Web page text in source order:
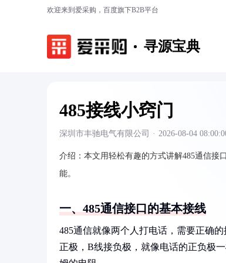
欢迎来到爱采购，百度旗下B2B平台
寻源宝典
485接线小窍门
深圳市丰驰电气有限公司 · 2026-08-04
介绍： 本文用轻松有趣的方式讲解485通信接
能。
一、485通信接口的基本接线
485通信就像两个人打电话，需要正确
正极，B线接负极，就像电话的正负极